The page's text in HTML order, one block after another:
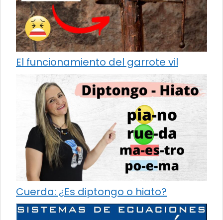
El funcionamiento del garrote vil
Cuerda: ¿Es diptongo o hiato?